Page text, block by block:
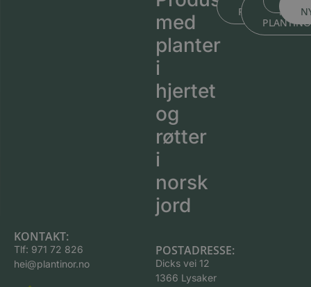
med
planter
i
hjertet
og
røtter
i
norsk
jord
MED
KONTAKT:
Tlf: 971 72 826
hei@plantinor.no
POSTADRESSE:
Dicks vei 12
1366 Lysaker